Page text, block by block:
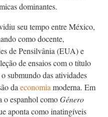
dominantes.
seu tempo entre México,
como docente,
de Pensilvânia (EUA) e
de ensaios com o título
submundo das atividades
da economia moderna. Em
o espanhol comoGénero
aponta como inatingíveis